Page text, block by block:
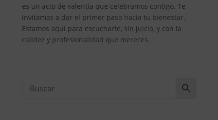
es un acto de valentía que celebramos contigo. Te
invitamos a dar el primer paso hacia tu bienestar.
Estamos aquí para escucharte, sin juicio, y con la
calidez y profesionalidad que mereces.